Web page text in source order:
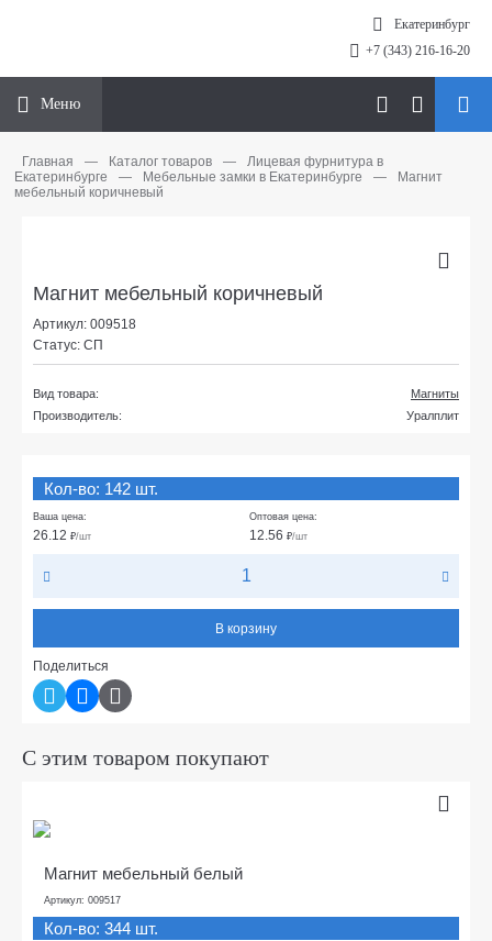
Екатеринбург
+7 (343) 216-16-20
Меню
Главная — Каталог товаров —
Лицевая фурнитура в
Екатеринбурге
— Мебельные замки в Екатеринбурге —
Магнит
мебельный коричневый
Магнит мебельный коричневый
Артикул: 009518
Статус: СП
Вид товара:
Магниты
Производитель:
Уралплит
Кол-во: 142 шт.
Ваша цена:
26.12 ₽/шт
Оптовая цена:
12.56 ₽/шт
В корзину
Поделиться
С этим товаром покупают
Магнит мебельный белый
Артикул: 009517
Кол-во: 344 шт.